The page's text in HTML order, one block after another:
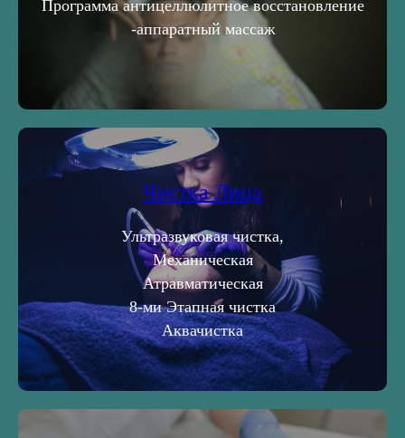
Программа антицеллюлитное восстановление
-аппаратный массаж
Чистка Лица
Ультразвуковая чистка,
Механическая
Атравматическая
8-ми Этапная чистка
Аквачистка